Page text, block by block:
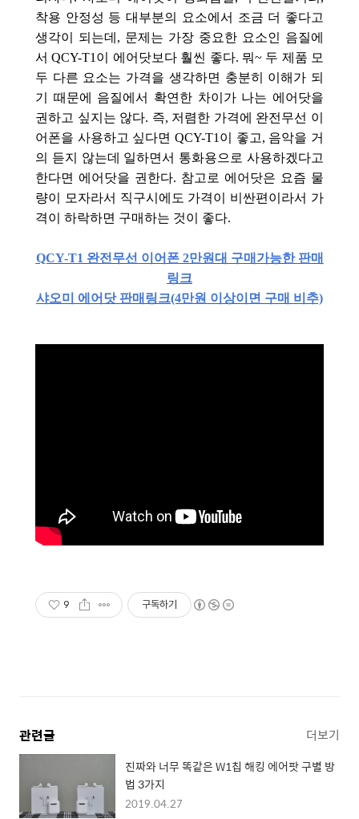
착용 안정성 등 대부분의 요소에서 조금 더 좋다고
생각이 되는데, 문제는 가장 중요한 요소인 음질에
서 QCY-T1이 에어닷보다 훨씬 좋다. 뭐~ 두 제품 모
두 다른 요소는 가격을 생각하면 충분히 이해가 되
기 때문에 음질에서 확연한 차이가 나는 에어닷을
권하고 싶지는 않다. 즉, 저렴한 가격에 완전무선 이
어폰을 사용하고 싶다면 QCY-T1이 좋고, 음악을 거
의 듣지 않는데 일하면서 통화용으로 사용하겠다고
한다면 에어닷을 권한다. 참고로 에어닷은 요즘 물
량이 모자라서 직구시에도 가격이 비싼편이라서 가
격이 하락하면 구매하는 것이 좋다.
QCY-T1 완전무선 이어폰 2만원대 구매가능한 판매
링크
샤오미 에어닷 판매링크(4만원 이상이면 구매 비추)
9 구독하기
관련글 더보기
진짜와 너무 똑같은 W1칩 해킹 에어팟 구별 방
법 3가지
2019.04.27